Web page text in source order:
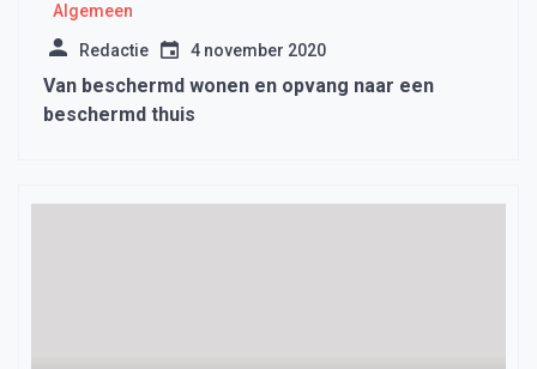
Algemeen
Redactie 4 november 2020
Van beschermd wonen en opvang naar een
beschermd thuis